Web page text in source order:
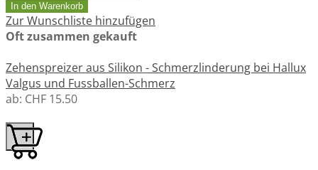
In den Warenkorb
Zur Wunschliste hinzufügen
Oft zusammen gekauft
Zehenspreizer aus Silikon - Schmerzlinderung bei Hallux
Valgus und Fussballen-Schmerz
ab: CHF 15.50